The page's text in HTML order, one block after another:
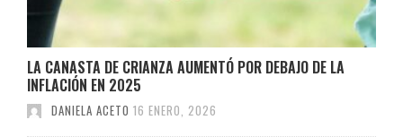
LA CANASTA DE CRIANZA AUMENTÓ POR DEBAJO DE LA
INFLACIÓN EN 2025
DANIELA ACETO 16 ENERO, 2026